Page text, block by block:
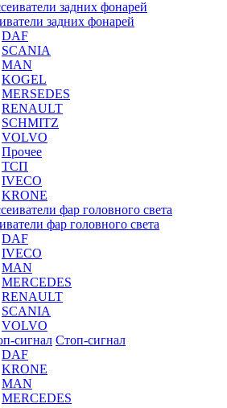
задних фонарей
DAF
SCANIA
MAN
KOGEL
MERSEDES
RENAULT
SCHMITZ
VOLVO
Прочее
ТСП
IVECO
KRONE
фар головного света
DAF
IVECO
MAN
MERCEDES
RENAULT
SCANIA
VOLVO
Стоп-сигнал
DAF
KRONE
MAN
MERCEDES